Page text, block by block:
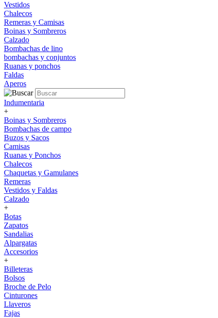
Vestidos
Chalecos
Remeras y Camisas
Boinas y Sombreros
Calzado
Bombachas de lino
bombachas y conjuntos
Ruanas y ponchos
Faldas
Aperos
Indumentaria
+
Boinas y Sombreros
Bombachas de campo
Buzos y Sacos
Camisas
Ruanas y Ponchos
Chalecos
Chaquetas y Gamulanes
Remeras
Vestidos y Faldas
Calzado
+
Botas
Zapatos
Sandalias
Alpargatas
Accesorios
+
Billeteras
Bolsos
Broche de Pelo
Cinturones
Llaveros
Fajas